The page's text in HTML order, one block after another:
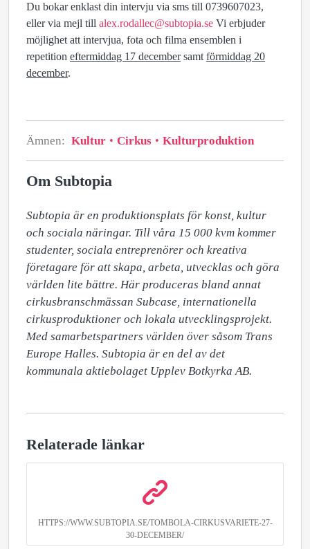
Du bokar enklast din intervju via sms till 0739607023,
eller via mejl till alex.rodallec@subtopia.se Vi erbjuder
möjlighet att intervjua, fota och filma ensemblen i
repetition eftermiddag 17 decembersamt förmiddag 20
december.
Ämnen: Kultur Cirkus Kulturproduktion
Om Subtopia
Subtopia är en produktionsplats för konst, kultur
och sociala näringar. Till våra 15 000 kvm kommer
studenter, sociala entreprenörer och kreativa
företagare för att skapa, arbeta, utvecklas och göra
världen lite bättre. Här produceras bland annat
cirkusbranschmässan Subcase, internationella
cirkusproduktioner och lokala utvecklingsprojekt.
Med samarbetspartners världen över såsom Trans
Europe Halles. Subtopia är en del av det
kommunala aktiebolaget Upplev Botkyrka AB.
Relaterade länkar
HTTPS://WWW.SUBTOPIA.SE/TOMBOLA-CIRKUSVARIETE-27-
30-DECEMBER/